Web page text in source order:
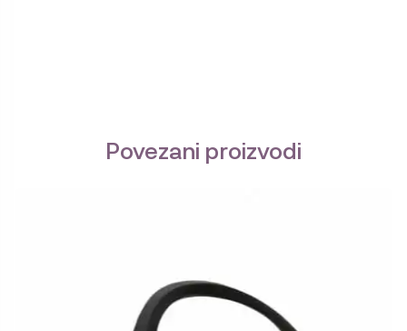
Povezani proizvodi